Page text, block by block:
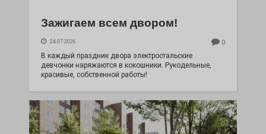
Зажигаем всем двором!
24.07.2026 0
В каждый праздник двора электростальские
девчонки наряжаются в кокошники. Рукодельные,
красивые, собственной работы!